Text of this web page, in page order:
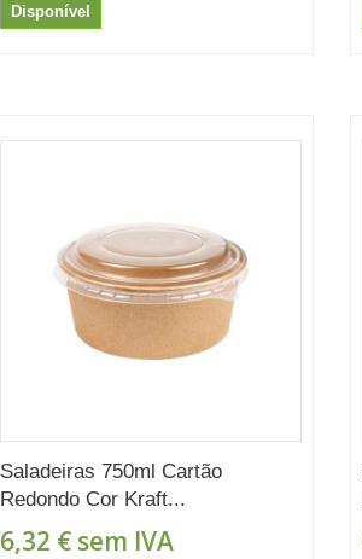
Disponível
Saladeiras 750ml Cartão
Redondo Cor Kraft...
6,32 €sem IVA